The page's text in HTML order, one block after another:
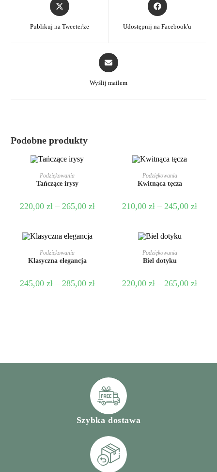
Publikuj na Tweeter'ze Udostępnij na Facebook'u
Wyślij mailem
Podobne produkty
WYBIERZ OPCJE
Podziękowania
Tańczące irysy
220,00 zł – 265,00 zł
WYBIERZ OPCJE
Podziękowania
Kwitnąca tęcza
210,00zł – 245,00zł
WYBIERZ OPCJE
Podziękowania
Klasyczna elegancja
245,00 zł – 285,00 zł
WYBIERZ OPCJE
Podziękowania
Biel dotyku
220,00zł – 265,00zł
Szybka dostawa